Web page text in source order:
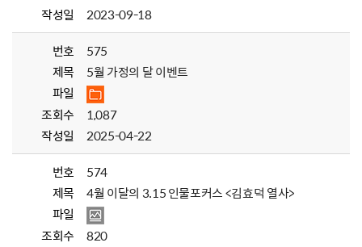
작성일
2023-09-18
번호
575
제목
5월 가정의 달 이벤트
파일
조회수
1,087
작성일
2025-04-22
번호
574
제목
4월 이달의 3.15 인물포커스 <김효덕 열사>
파일
조회수
820